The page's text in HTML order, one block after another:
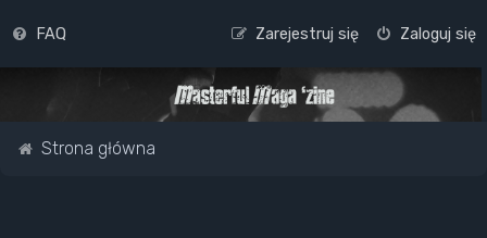
FAQ Zaloguj się
Zarejestruj się
Strona główna